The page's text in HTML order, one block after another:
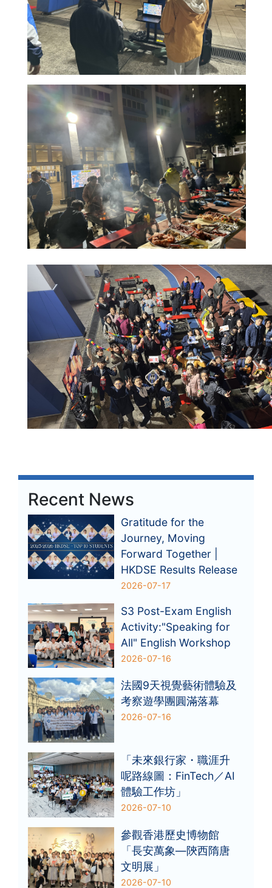
Recent News
Gratitude for the
Journey, Moving
Forward Together |
HKDSE Results Release
2026-07-17
S3 Post-Exam English
Activity:"Speaking for
All" English Workshop
2026-07-16
法國9天視覺藝術體驗及
考察遊學團圓滿落幕
2026-07-16
「未來銀行家・職涯升
呢路線圖：FinTech／AI
體驗工作坊」
2026-07-10
參觀香港歷史博物館
「長安萬象—陝西隋唐
文明展」
2026-07-10